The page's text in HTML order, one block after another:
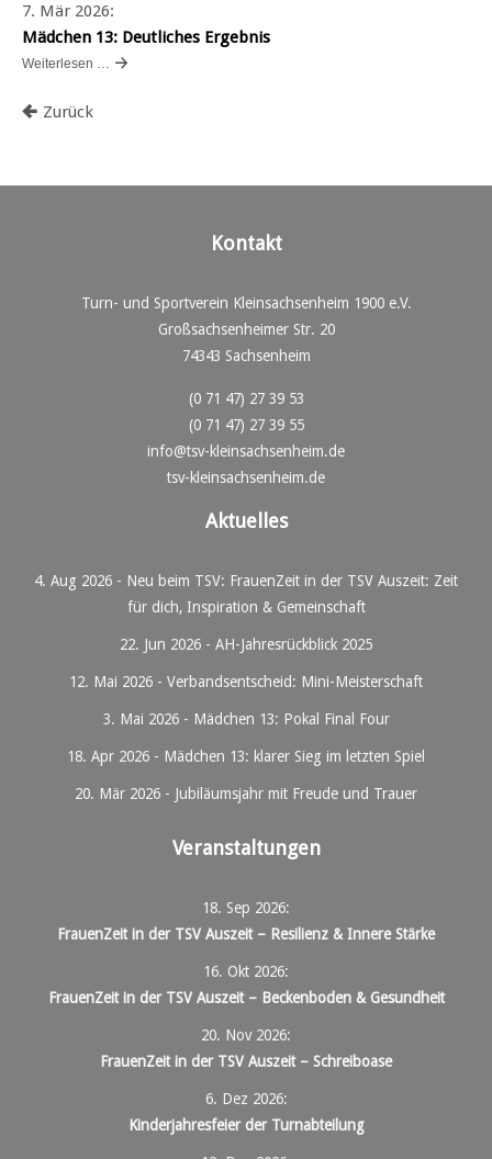
7. Mär 2026:
Mädchen 13: Deutliches Ergebnis
Weiterlesen …
Zurück
Kontakt
Turn- und Sportverein Kleinsachsenheim 1900 e.V.
Großsachsenheimer Str. 20
74343 Sachsenheim
(0 71 47) 27 39 53
(0 71 47) 27 39 55
info@tsv-kleinsachsenheim.de
tsv-kleinsachsenheim.de
Aktuelles
4. Aug 2026 - Neu beim TSV: FrauenZeit in der TSV Auszeit: Zeit
für dich, Inspiration & Gemeinschaft
22. Jun 2026 - AH-Jahresrückblick 2025
12. Mai 2026 - Verbandsentscheid: Mini-Meisterschaft
3. Mai 2026- Mädchen 13: Pokal Final Four
18. Apr 2026 - Mädchen 13: klarer Sieg im letzten Spiel
20. Mär 2026 - Jubiläumsjahr mit Freude und Trauer
Veranstaltungen
18. Sep 2026:
FrauenZeit in der TSV Auszeit – Resilienz & Innere Stärke
16. Okt 2026:
FrauenZeit in der TSV Auszeit – Beckenboden & Gesundheit
20. Nov 2026:
FrauenZeit in der TSV Auszeit – Schreiboase
6. Dez 2026:
Kinderjahresfeier der Turnabteilung